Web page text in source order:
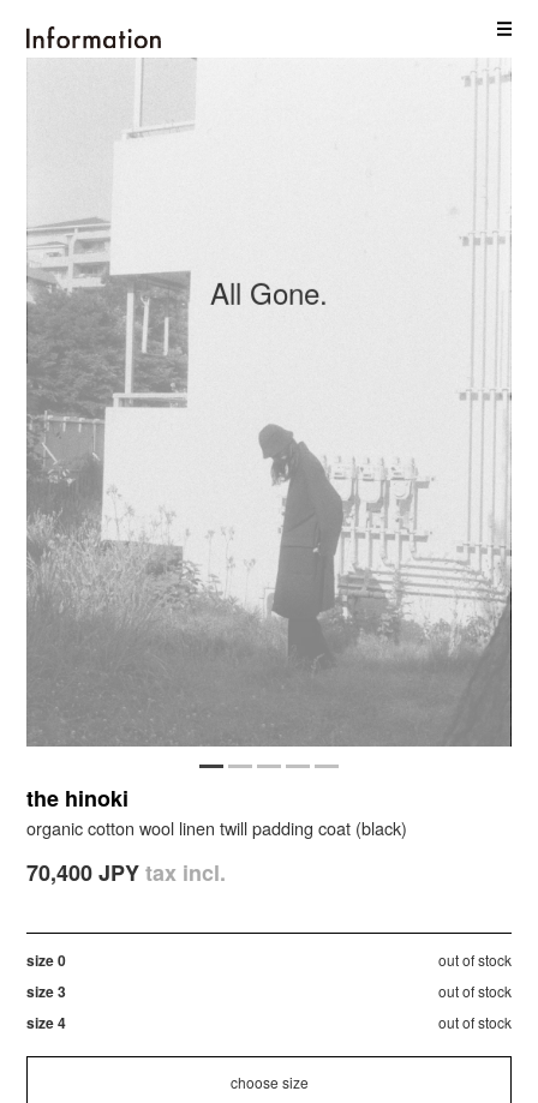
the hinoki
organic cotton wool linen twill padding coat (black)
70,400 JPYtax incl.
size 0 out of stock
size 3 out of stock
size 4 out of stock